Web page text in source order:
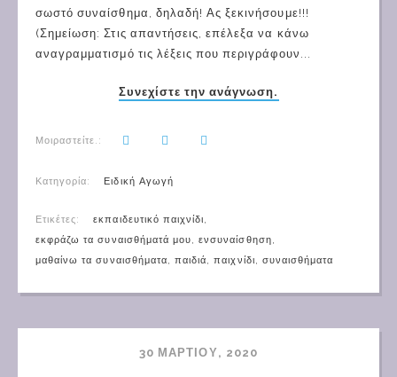
σωστό συναίσθημα, δηλαδή! Ας ξεκινήσουμε!!!
(Σημείωση: Στις απαντήσεις, επέλεξα να κάνω
αναγραμματισμό τις λέξεις που περιγράφουν...
Συνεχίστε την ανάγνωση.
Μοιραστείτε.:
Κατηγορία: Ειδική Αγωγή
Ετικέτες: εκπαιδευτικό παιχνίδι,
εκφράζω τα συναισθήματά μου,ενσυναίσθηση,
μαθαίνω τα συναισθήματα,παιδιά,παιχνίδι, συναισθήματα
30 ΜΑΡΤΊΟΥ, 2020